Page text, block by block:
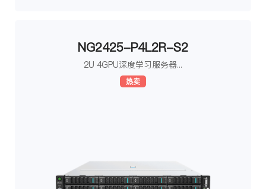
NG2425-P4L2R-S2
2U 4GPU深度学习服务器...
热卖